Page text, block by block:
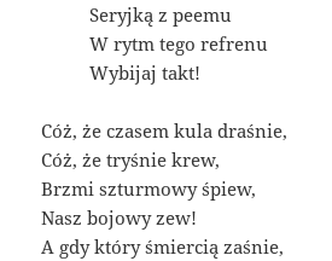
Seryjką z peemu
W rytm tego refrenu
Wybijaj takt!
Cóż, że czasem kula draśnie,
Cóż, że tryśnie krew,
Brzmi szturmowy śpiew,
Nasz bojowy zew!
A gdy który śmiercią zaśnie,